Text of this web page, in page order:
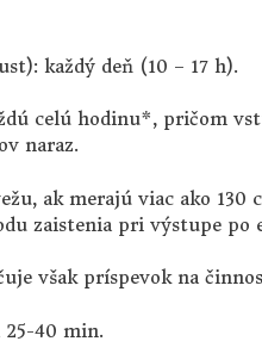
každý deň (10 – 17 h).
celú hodinu*, pričom
naraz.
ak merajú viac ako 130
zaistenia pri výstupe
však príspevok na
25-40 min.